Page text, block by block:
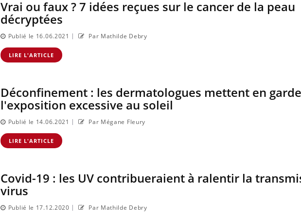
Vrai ou faux ? 7 idées reçues sur le cancer de la peau
décryptées
Publié le 16.06.2021 | Par Mathilde Debry
LIRE L'ARTICLE
Déconfinement : les dermatologues mettent en
l'exposition excessive au soleil
Publié le 14.06.2021 | Par Mégane Fleury
LIRE L'ARTICLE
Covid-19 : les UV contribueraient à ralentir la
virus
Publié le 17.12.2020 | Par Mathilde Debry
Pourquoi votre ventre
gâche-t-il les premiers